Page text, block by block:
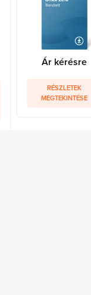
Ár kérésre
RÉSZLETEK
MEGTEKINTÉSE